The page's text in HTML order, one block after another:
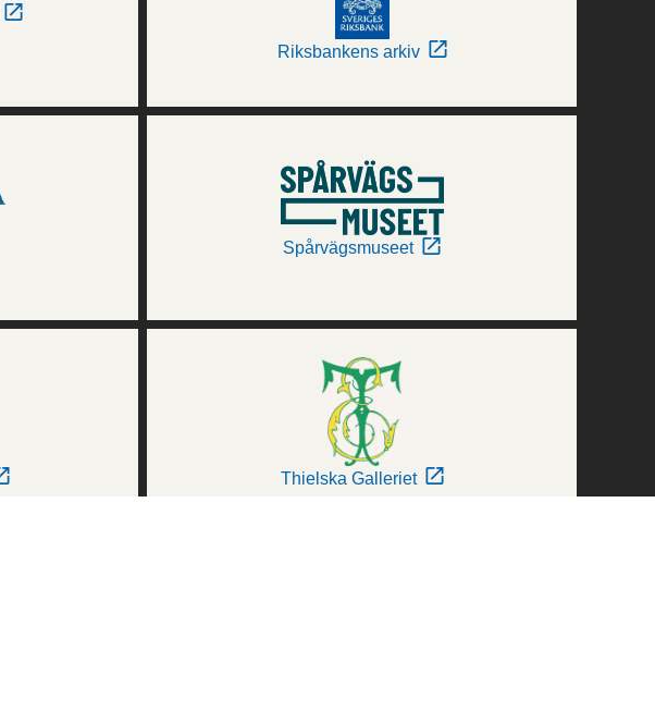
Riksbankens arkiv
Spårvägsmuseet
Thielska Galleriet